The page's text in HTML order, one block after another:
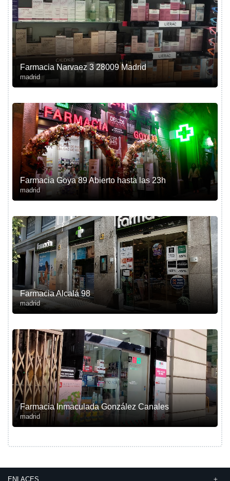
Farmacia Narvaez 3 28009 Madrid
madrid
Farmacia Goya 89 Abierto hasta las 23h
madrid
Farmacia Alcalá 98
madrid
Farmacia Inmaculada González Canales
madrid
ENLACES